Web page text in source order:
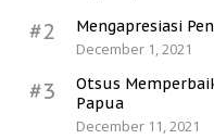
#2
Mengapresiasi
December 1, 2021
#3
Otsus
Papua
December 11, 2021